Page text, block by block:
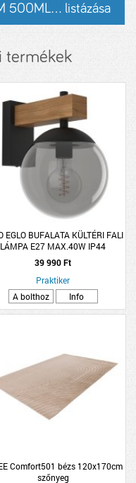
500ML... listázása
termékek
EGLO BUFALATA KÜLTÉRI FALI
LÁMPA E27 MAX.40W IP44
29X20CM FA-FEKETE
39 990 Ft
Praktiker
A bolthoz
Info
Comfort501 bézs 120x170cm
szőnyeg